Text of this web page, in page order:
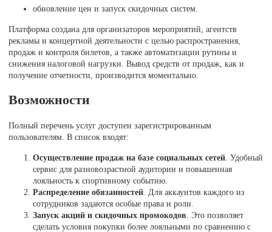
обновление цен и запуск скидочных систем.
Платформа создана для организаторов мероприятий, агентств
рекламы и концертной деятельности с целью распространения,
продаж и контроля билетов, а также автоматизации рутины и
снижения налоговой нагрузки. Вывод средств от продаж, как и
получение отчетности, производится моментально.
Возможности
Полный перечень услуг доступен зарегистрированным
пользователям. В список входят:
Осуществление продаж на базе социальных сетей . Удобный
сервис для разновозрастной аудитории и повышенная
лояльность к спортивному событию.
Распределение обязанностей . Для аккаунтов каждого из
сотрудников задаются особые права и роли.
Запуск акций и скидочных промокодов . Это позволяет
сделать условия покупки более лояльными по сравнению с